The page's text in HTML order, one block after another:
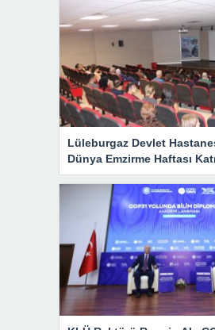
Lüleburgaz Devlet
Dünya Emzirme Haftası